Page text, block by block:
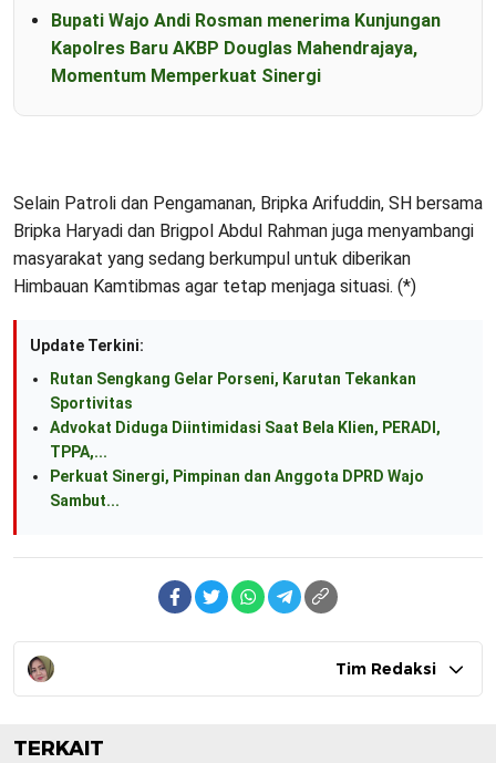
Bupati Wajo Andi Rosman menerima Kunjungan
Kapolres Baru AKBP Douglas Mahendrajaya,
Momentum Memperkuat Sinergi
Selain Patroli dan Pengamanan, Bripka Arifuddin, SH bersama
Bripka Haryadi dan Brigpol Abdul Rahman juga menyambangi
masyarakat yang sedang berkumpul untuk diberikan
Himbauan Kamtibmas agar tetap menjaga situasi. (*)
Update Terkini:
Rutan Sengkang Gelar Porseni, Karutan Tekankan
Sportivitas
Advokat Diduga Diintimidasi Saat Bela Klien, PERADI,
TPPA,...
Perkuat Sinergi, Pimpinan dan Anggota DPRD Wajo
Sambut...
Tim Redaksi
TERKAIT